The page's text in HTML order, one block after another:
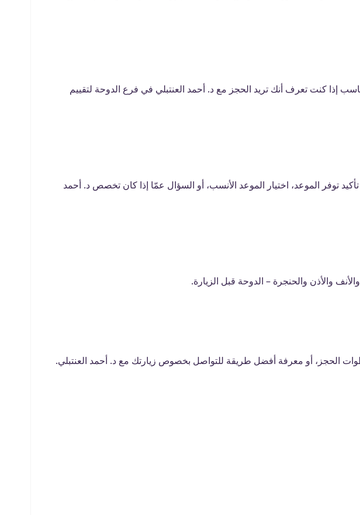
إذا كنت تعرف أنك تريد الحجز مع د. أحمد العنتبلي في فرع الدوحة لتقييم
توفر الموعد، اختيار الموعد الأنسب، أو السؤال عمّا إذا كان تخصص د. أحمد
والأذن والحنجرة – الدوحة قبل الزيارة.
الحجز، أو معرفة أفضل طريقة للتواصل بخصوص زيارتك مع د. أحمد العنتبلي.